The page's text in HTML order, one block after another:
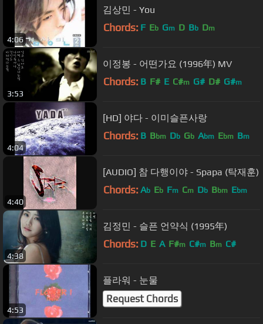
4:06
김상민 - You
Chords: F Eb Gm D Bb Dm
3:53
이정봉 - 어떤가요 (1996年) MV
Chords: B F# E C#m G# D# G#m
4:04
[HD] 야다 - 이미슬픈사랑
Chords: B Bbm Db Gb Abm Ebm Bm
4:40
[AUDIO] 참 다행이야 - Spapa (탁재훈)
Chords: Ab Eb Fm Cm Db Bbm Ebm
4:38
김정민 - 슬픈 언약식 (1995年)
Chords: D E A F#m C#m Bm C#
4:53
플라워 - 눈물
Request Chords